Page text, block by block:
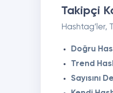
Takipçi
Hashtag’ler,
Doğru
Trend
Sayısını